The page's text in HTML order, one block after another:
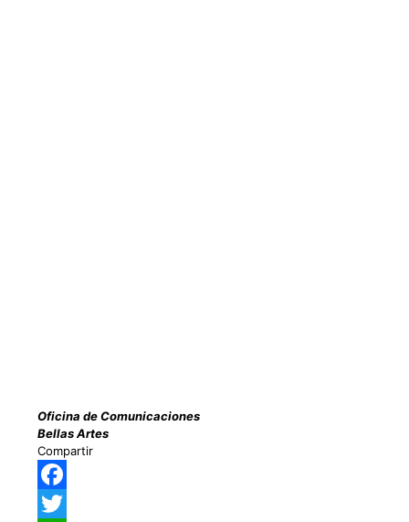
Oficina de Comunicaciones
Bellas Artes
Compartir
Facebook